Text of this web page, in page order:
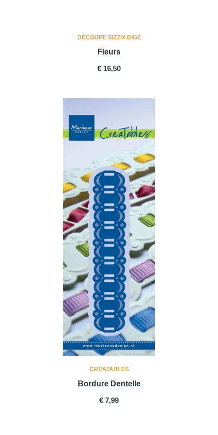
DÉCOUPE SIZZIX BIGZ
Fleurs
PRICE
€ 16,50
CREATABLES
Bordure Dentelle
PRICE
€ 7,99